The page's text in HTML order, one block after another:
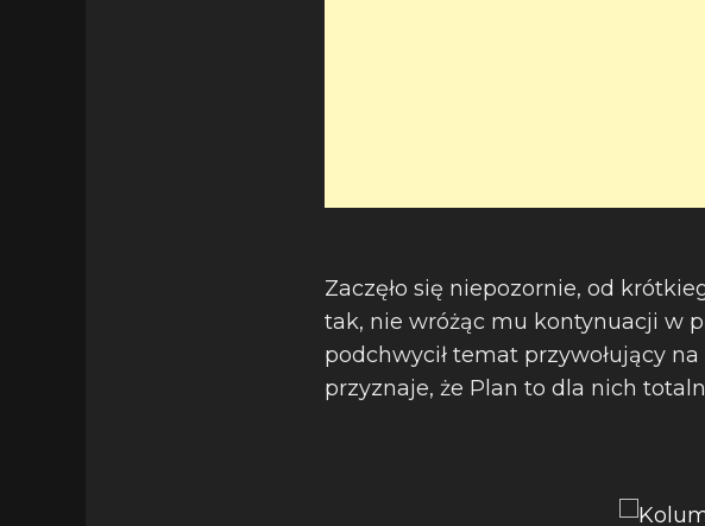
Zaczęło się niepozornie, od
tak, nie wróżąc mu kontynuacji w
podchwycił temat przywołujący
przyznaje, że Plan to dla nich